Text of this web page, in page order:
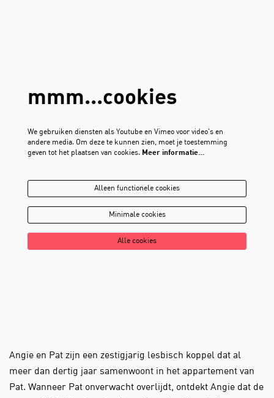
mmm...cookies
We gebruiken diensten als Youtube en Vimeo voor video's en
andere media. Om deze te kunnen zien, moet je toestemming
geven tot het plaatsen van cookies. Meer informatie…
Alleen functionele cookies
Minimale cookies
Alle cookies
Angie en Pat zijn een zestigjarig lesbisch koppel dat al
meer dan dertig jaar samenwoont in het appartement van
Pat. Wanneer Pat onverwacht overlijdt, ontdekt Angie dat de